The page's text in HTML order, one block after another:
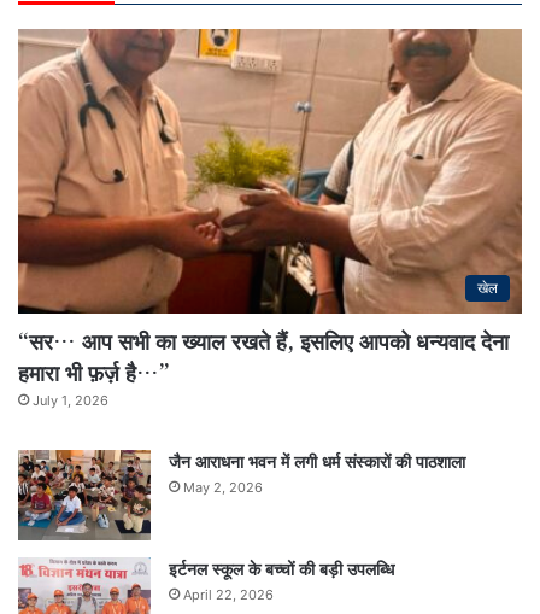
खेल
“सर… आप सभी का ख्याल रखते हैं, इसलिए आपको धन्यवाद देना
हमारा भी फ़र्ज़ है…”
July 1, 2026
जैन आराधना भवन में लगी धर्म संस्कारों की पाठशाला
May 2, 2026
इर्टनल स्कूल के बच्चों की बड़ी उपलब्धि
April 22, 2026